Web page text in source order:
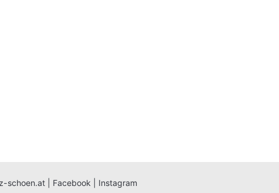
schoen.at Facebook Instagram